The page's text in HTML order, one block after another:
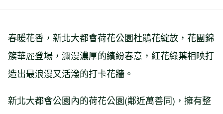
春暖花香，新北大都會荷花公園杜鵑花綻放，花團錦
簇華麗登場，瀰漫濃厚的繽紛春意，紅花綠葉相映打
造出最浪漫又活潑的打卡花牆。
新北大都會公園內的荷花公園(鄰近萬善同)，擁有整